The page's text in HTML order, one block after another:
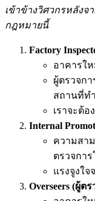
เข้าข้างวิศวกรหลังจ
กฎหมายนี้
Factory
อาคารใ
ผู้ตรวจก
สถานที่ท
เราจะต้อ
Internal
ความสา
ตรวจกา
แรงจูงใจ
Overseers (ผู้ต